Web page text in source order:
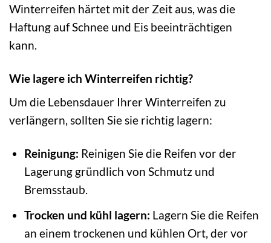
Winterreifen härtet mit der Zeit aus, was die
Haftung auf Schnee und Eis beeinträchtigen
kann.
Wie lagere ich Winterreifen richtig?
Um die Lebensdauer Ihrer Winterreifen zu
verlängern, sollten Sie sie richtig lagern:
Reinigung: Reinigen Sie die Reifen vor der
Lagerung gründlich von Schmutz und
Bremsstaub.
Trocken und kühl lagern: Lagern Sie die Reifen
an einem trockenen und kühlen Ort, der vor